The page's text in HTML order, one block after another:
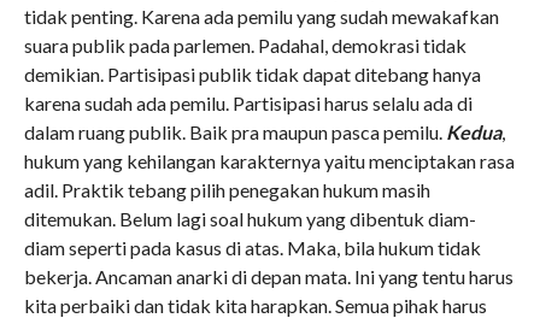
tidak penting. Karena ada pemilu yang sudah mewakafkan
suara publik pada parlemen. Padahal, demokrasi tidak
demikian. Partisipasi publik tidak dapat ditebang hanya
karena sudah ada pemilu. Partisipasi harus selalu ada di
dalam ruang publik. Baik pra maupun pasca pemilu. Kedua,
hukum yang kehilangan karakternya yaitu menciptakan rasa
adil. Praktik tebang pilih penegakan hukum masih
ditemukan. Belum lagi soal hukum yang dibentuk diam-
diam seperti pada kasus di atas. Maka, bila hukum tidak
bekerja. Ancaman anarki di depan mata. Ini yang tentu harus
kita perbaiki dan tidak kita harapkan. Semua pihak harus